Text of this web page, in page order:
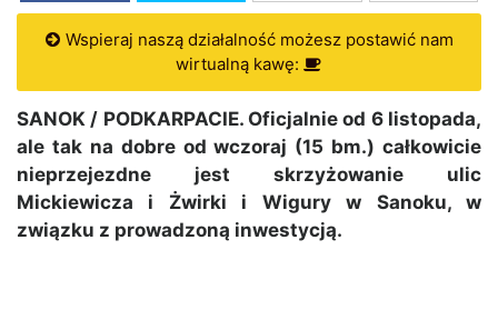
Wspieraj naszą działalność możesz postawić nam
wirtualną kawę:
SANOK / PODKARPACIE. Oficjalnie od 6 listopada,
ale tak na dobre od wczoraj (15 bm.) całkowicie
nieprzejezdne jest skrzyżowanie ulic
Mickiewicza i Żwirki i Wigury w Sanoku, w
związku z prowadzoną inwestycją.